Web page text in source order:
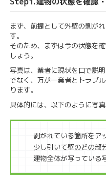
まず、前提として外壁の剥が
す。
そのため、まずは今の状態を
しょう。
写真は、業者に現状を口で説
でなく、万が一業者とトラブ
ります。
具体的には、以下のように写
剥がれている箇所をア
少し引いて壁のどの部
建物全体が写っている